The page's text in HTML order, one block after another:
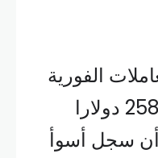
الفورية
واحدا بالمئة إلى 2587.49 دولارا
أن سجل أسوأ